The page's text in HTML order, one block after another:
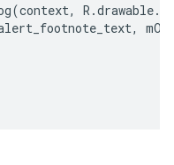
(context, R .drawable.
,